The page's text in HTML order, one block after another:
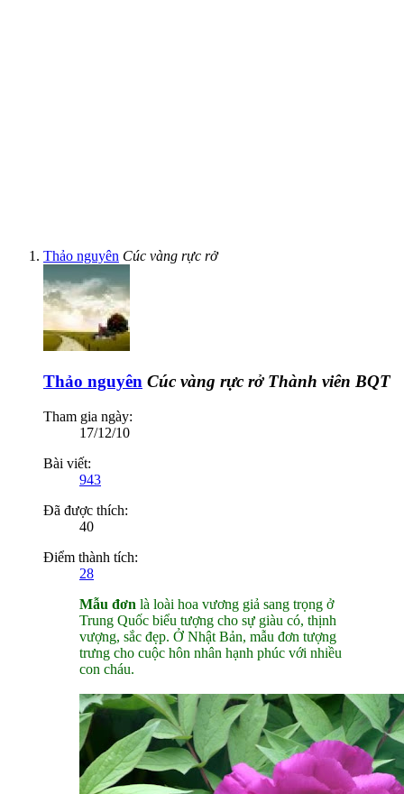
Thảo nguyên Cúc vàng rực rở
Thảo nguyên Cúc vàng rực rở Thành viên BQT
Tham gia ngày:
17/12/10
Bài viết:
943
Đã được thích:
40
Điểm thành tích:
28
Mẫu đơn là loài hoa vương giả sang trọng ở
Trung Quốc biểu tượng cho sự giàu có, thịnh
vượng, sắc đẹp. Ở Nhật Bản, mẫu đơn tượng
trưng cho cuộc hôn nhân hạnh phúc với nhiều
con cháu.